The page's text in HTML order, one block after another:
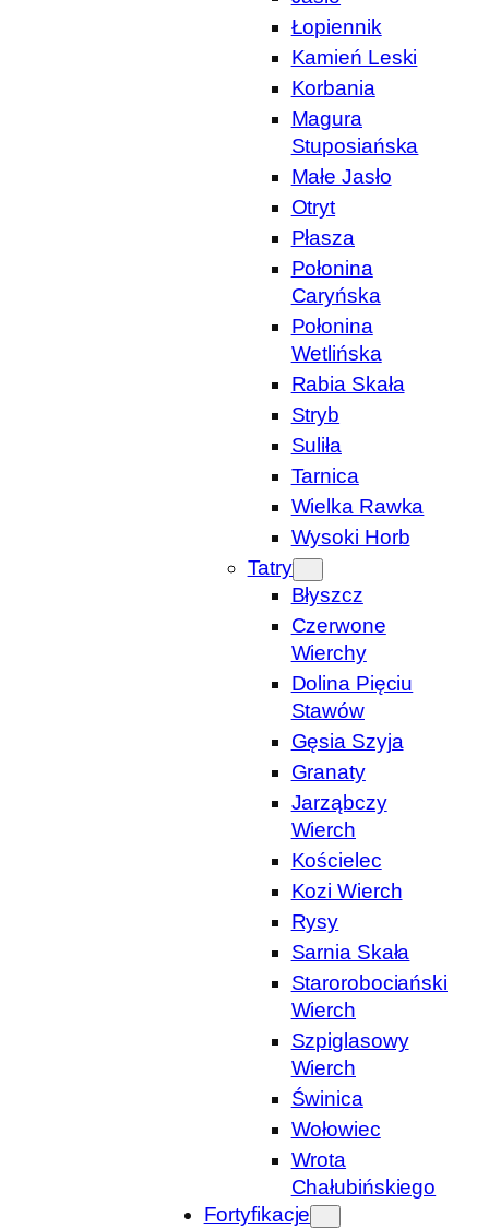
Łopiennik
Kamień Leski
Korbania
Magura
Stuposiańska
Małe Jasło
Otryt
Płasza
Połonina
Caryńska
Połonina
Wetlińska
Rabia Skała
Stryb
Suliła
Tarnica
Wielka Rawka
Wysoki Horb
Tatry
Błyszcz
Czerwone
Wierchy
Dolina Pięciu
Stawów
Gęsia Szyja
Granaty
Jarząbczy
Wierch
Kościelec
Kozi Wierch
Rysy
Sarnia Skała
Starorobociański
Wierch
Szpiglasowy
Wierch
Świnica
Wołowiec
Wrota
Chałubińskiego
Fortyfikacje